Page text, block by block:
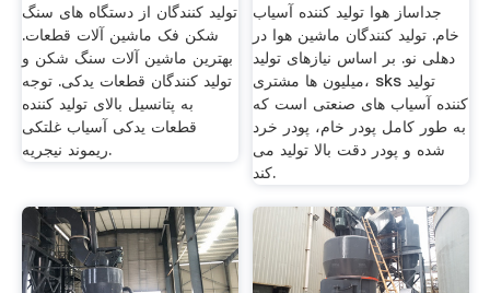
تولید کنندگان از دستگاه های سنگ
شکن فک ماشین آلات قطعات.
بهترین ماشین آلات سنگ شکن و
تولید کنندگان قطعات یدکی. توجه
به پتانسیل بالای تولید کننده
قطعات یدکی آسیاب غلتکی
ریموند نیجریه.
جداساز هوا تولید کننده آسیاب
خام. تولید کنندگان ماشین هوا در
دهلی نو. بر اساس نیازهای تولید
میلیون ها مشتری، sks تولید
کننده آسیاب های صنعتی است که
به طور کامل پودر خام، پودر خرد
شده و پودر دقت بالا تولید می
کند.